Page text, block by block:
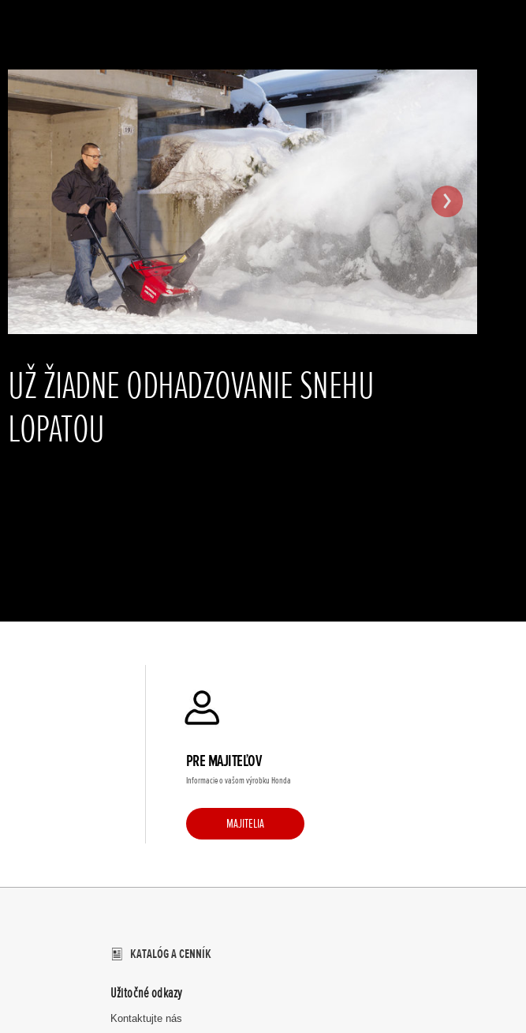
UŽ ŽIADNE ODHADZOVANIE SNEHU
LOPATOU
PRE MAJITEĽOV
Informacie o vašom výrobku Honda
MAJITELIA
KATALÓG A CENNÍK
Užitočné odkazy
Kontaktujte nás